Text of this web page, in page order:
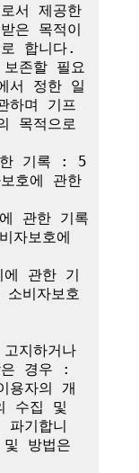
서 제공한
은 목적이
합니다.
존할 필요
서 정한 일
하며 기프
목적으로
한 기록 : 5
호에 관한
관한 기록
자보호에
에 관한 기
비자보호
지하거나
은 경우 :
용자의 개
수집 및
파기합니
방법은